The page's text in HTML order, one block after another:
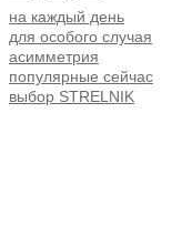
на каждый день
для особого случая
асимметрия
популярные сейчас
выбор STRELNIK